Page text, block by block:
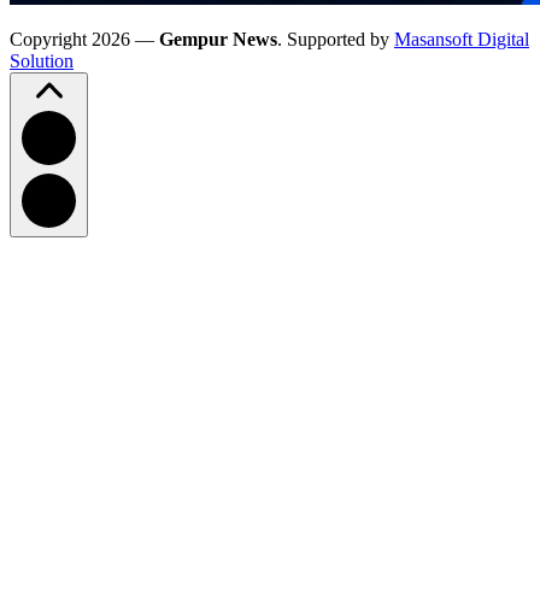
Copyright 2026 — Gempur News. Supported by Masansoft Digital
Solution